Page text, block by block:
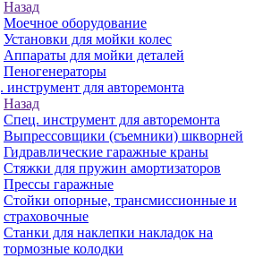
Назад
Моечное оборудование
Установки для мойки колес
Аппараты для мойки деталей
Пеногенераторы
инструмент для авторемонта
Назад
Спец. инструмент для авторемонта
Выпрессовщики (съемники) шкворней
Гидравлические гаражные краны
Стяжки для пружин амортизаторов
Прессы гаражные
Стойки опорные, трансмиссионные и
страховочные
Станки для наклепки накладок на
тормозные колодки